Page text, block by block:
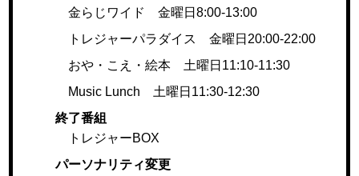
金らじワイド 金曜日8:00-13:00
トレジャーパラダイス 金曜日20:00-22:00
おや・こえ・絵本 土曜日11:10-11:30
Music Lunch 土曜日11:30-12:30
終了番組
トレジャーBOX
パーソナリティ変更